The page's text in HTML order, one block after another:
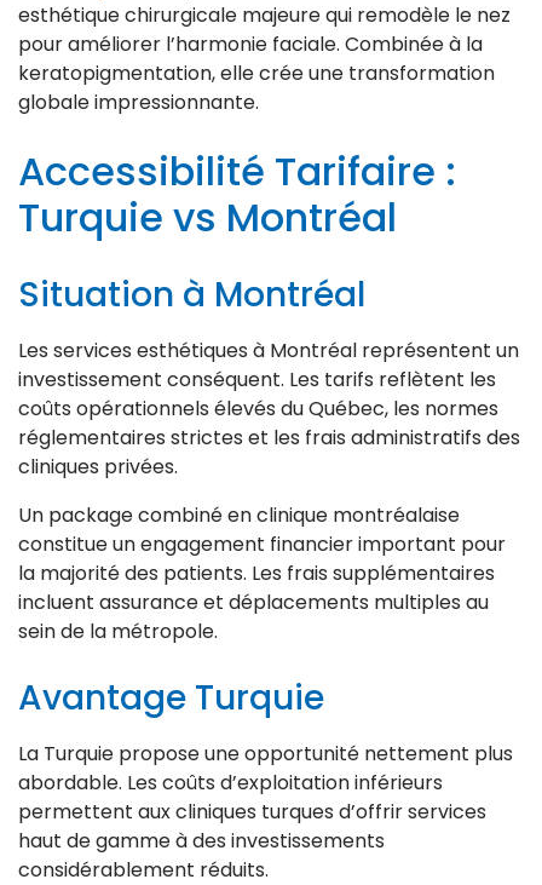
esthétique chirurgicale majeure qui remodèle le nez
pour améliorer l’harmonie faciale. Combinée à la
keratopigmentation, elle crée une transformation
globale impressionnante.
Accessibilité Tarifaire :
Turquie vs Montréal
Situation à Montréal
Les services esthétiques à Montréal représentent un
investissement conséquent. Les tarifs reflètent les
coûts opérationnels élevés du Québec, les normes
réglementaires strictes et les frais administratifs des
cliniques privées.
Un package combiné en clinique montréalaise
constitue un engagement financier important pour
la majorité des patients. Les frais supplémentaires
incluent assurance et déplacements multiples au
sein de la métropole.
Avantage Turquie
La Turquie propose une opportunité nettement plus
abordable. Les coûts d’exploitation inférieurs
permettent aux cliniques turques d’offrir services
haut de gamme à des investissements
considérablement réduits.